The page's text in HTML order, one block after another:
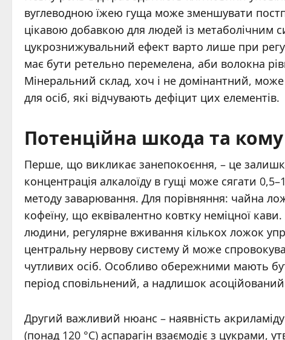
вуглеводною їжею гуща може зменшувати
цікавою добавкою для людей із
цукрознижувальний ефект варто лише при
має бути ретельно перемелена, аби волокна
Мінеральний склад, хоч і не домінантний,
для осіб, які відчувають дефіцит цих елементів.
Потенційна шкода та
Перше, що викликає занепокоєння, – це
концентрація алкалоїду в гущі може сягати
методу заварювання. Для порівняння: чайна
кофеїну, що еквівалентно ковтку неміцної
людини, регулярне вживання кількох ложок
центральну нервову систему й може
чутливих осіб. Особливо обережними мають
період сповільнений, а надлишок
Другий важливий нюанс – наявність
(понад 120 °C) аспарагін взаємодіє з